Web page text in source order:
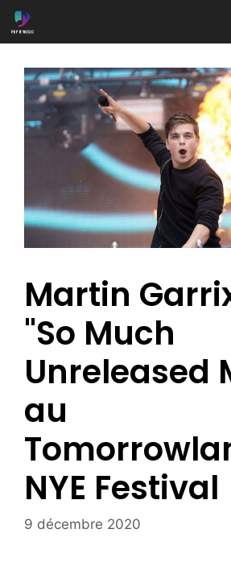
Aller
au
Martin
"So Much
Unreleased
au
NYE ​​Festival
9 décembre 2020